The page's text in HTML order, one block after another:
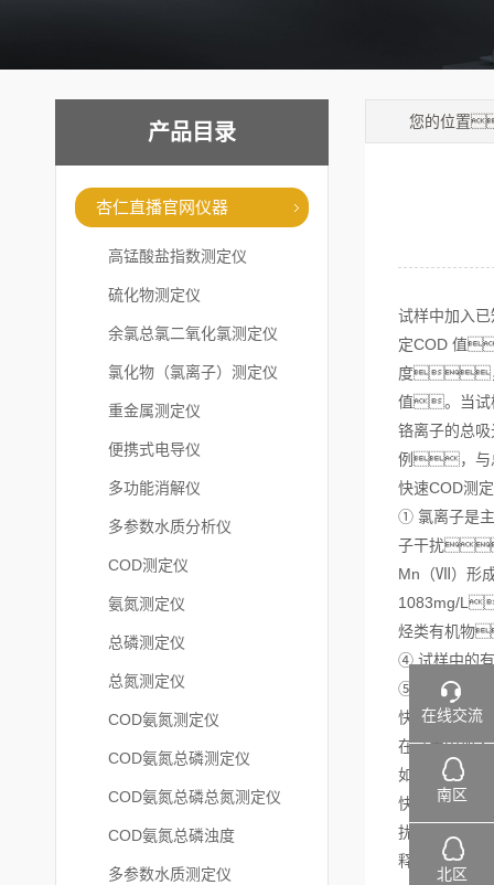
产品目录
杏仁直播官网仪器
高锰酸盐指数测定仪
硫化物测定仪
余氯总氯二氧化氯测定仪
氯化物（氯离子）测定仪
重金属测定仪
便携式电导仪
多功能消解仪
多参数水质分析仪
COD测定仪
氨氮测定仪
总磷测定仪
总氮测定仪
COD氨氮测定仪
COD氨氮总磷测定仪
COD氨氮总磷总氮测定仪
COD氨氮总磷浊度
多参数水质测定仪
您的位置
试样中加入
定COD 值
度，
值。当试
铬离子的总
例，与
快速COD测
① 氯离子是
子干扰
Mn（Ⅶ）形
1083mg/
烃类有机物
④ 试样中的
⑤ 为了得到
快速COD测
在试管中加
如果溶液变
快速COD测
扰，一般
释水样使氯
在线交流
南区
北区